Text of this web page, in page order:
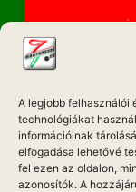
A legjobb felhasználói
technológiákat
információinak
elfogadása lehetővé
fel ezen az oldalon,
azonosítók. A